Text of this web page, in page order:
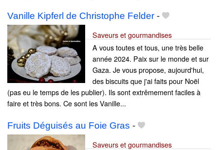
Vanille Kipferl de Christophe Felder -
Saveurs et gourmandises
A vous toutes et tous, une très belle
année 2024. Paix sur le monde et sur
Gaza. Je vous propose, aujourd'hui,
des biscuits que j'ai faits pour Noël
(pas eu le temps de les publier). Ils sont extrêmement faciles à
faire et très bons. Ce sont les Vanille...
Fruits Déguisés au Foie Gras -
Saveurs et gourmandises